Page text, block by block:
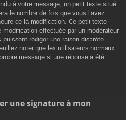
à votre message, un petit texte situé
le nombre de fois que vous l’avez
de la modification. Ce petit texte
modification effectuée par un modérateur
puissent rédiger une raison discrète
noter que les utilisateurs normaux
message si une réponse a été
une signature à mon